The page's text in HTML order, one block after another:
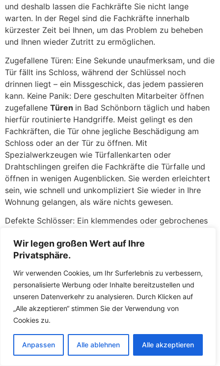
Wir legen großen Wert auf Ihre
Privatsphäre.
Wir verwenden Cookies, um Ihr Surferlebnis zu verbessern,
personalisierte Werbung oder Inhalte bereitzustellen und
unseren Datenverkehr zu analysieren. Durch Klicken auf
„Alle akzeptieren“ stimmen Sie der Verwendung von
Cookies zu.
Anpassen Alle ablehnen Alle akzeptieren
und deshalb lassen die Fachkräfte Sie nicht lange
warten. In der Regel sind die Fachkräfte innerhalb
kürzester Zeit bei Ihnen, um das Problem zu beheben
und Ihnen wieder Zutritt zu ermöglichen.
Zugefallene Türen: Eine Sekunde unaufmerksam, und die
Tür fällt ins Schloss, während der Schlüssel noch
drinnen liegt – ein Missgeschick, das jedem passieren
kann. Keine Panik: Dere geschulten Mitarbeiter öffnen
zugefallene Türen in Bad Schönborn täglich und haben
hierfür routinierte Handgriffe. Meist gelingt es den
Fachkräften, die Tür ohne jegliche Beschädigung am
Schloss oder an der Tür zu öffnen. Mit
Spezialwerkzeugen wie Türfallenkarten oder
Drahtschlingen greifen die Fachkräfte die Türfalle und
öffnen in wenigen Augenblicken. Sie werden erleichtert
sein, wie schnell und unkompliziert Sie wieder in Ihre
Wohnung gelangen, als wäre nichts gewesen.
Defekte Schlösser: Ein klemmendes oder gebrochenes
sich nicht mehr drehen lässt, im Schloss abgebrochen
ist oder das Schloss nach einem versuchten Einbruch
beschädigt wurde, stehen die Fachkräfte Ihnen mit
fachkundiger Hilfe zur Seite. Zunächst versuchen die
Fachkräfte, das defekte Schloss zu reparieren oder den
abgebrochenen Schlüssel zu entfernen. Gelingt dies
nicht oder ist die Sicherheit nicht mehr gewährleistet,
haben, über Nacht mit einer unverschlossenen Tür